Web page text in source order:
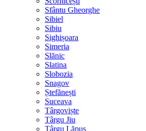
Sfântu Gheorghe
Sibiel
Sibiu
Sighișoara
Simeria
Slănic
Slatina
Slobozia
Snagov
Ștefănești
Suceava
Târgoviște
Târgu Jiu
Târgu Lăpuș